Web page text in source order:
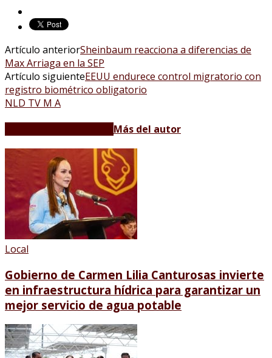
Artículo anteriorSheinbaum reacciona a diferencias de
Max Arriaga en la SEP
Artículo siguienteEEUU endurece control migratorio con
registro biométrico obligatorio
NLD TV M A
Más del autor
Local
Gobierno de Carmen Lilia Canturosas invierte
en infraestructura hídrica para garantizar un
mejor servicio de agua potable